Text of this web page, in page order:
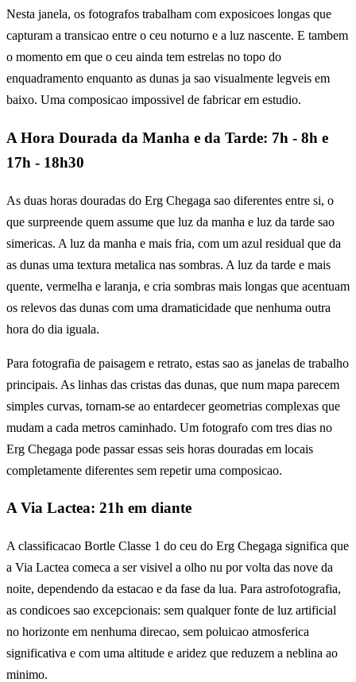
Nesta janela, os fotografos trabalham com exposicoes longas que
capturam a transicao entre o ceu noturno e a luz nascente. E tambem
o momento em que o ceu ainda tem estrelas no topo do
enquadramento enquanto as dunas ja sao visualmente legveis em
baixo. Uma composicao impossivel de fabricar em estudio.
A Hora Dourada da Manha e da Tarde: 7h - 8h e
17h - 18h30
As duas horas douradas do Erg Chegaga sao diferentes entre si, o
que surpreende quem assume que luz da manha e luz da tarde sao
simericas. A luz da manha e mais fria, com um azul residual que da
as dunas uma textura metalica nas sombras. A luz da tarde e mais
quente, vermelha e laranja, e cria sombras mais longas que acentuam
os relevos das dunas com uma dramaticidade que nenhuma outra
hora do dia iguala.
Para fotografia de paisagem e retrato, estas sao as janelas de trabalho
principais. As linhas das cristas das dunas, que num mapa parecem
simples curvas, tornam-se ao entardecer geometrias complexas que
mudam a cada metros caminhado. Um fotografo com tres dias no
Erg Chegaga pode passar essas seis horas douradas em locais
completamente diferentes sem repetir uma composicao.
A Via Lactea: 21h em diante
A classificacao Bortle Classe 1 do ceu do Erg Chegaga significa que
a Via Lactea comeca a ser visivel a olho nu por volta das nove da
noite, dependendo da estacao e da fase da lua. Para astrofotografia,
as condicoes sao excepcionais: sem qualquer fonte de luz artificial
no horizonte em nenhuma direcao, sem poluicao atmosferica
significativa e com uma altitude e aridez que reduzem a neblina ao
minimo.